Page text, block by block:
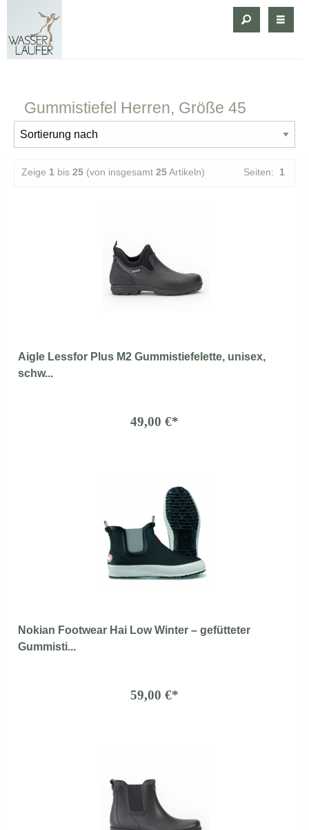
Gummistiefel Herren, Größe 45
Zeige 1 bis 25 (von insgesamt 25Artikeln) Seiten: 1
Aigle Lessfor Plus M2 Gummistiefelette, unisex,
schw...
49,00 €*
Nokian Footwear Hai Low Winter – gefütteter
Gummisti...
59,00 €*